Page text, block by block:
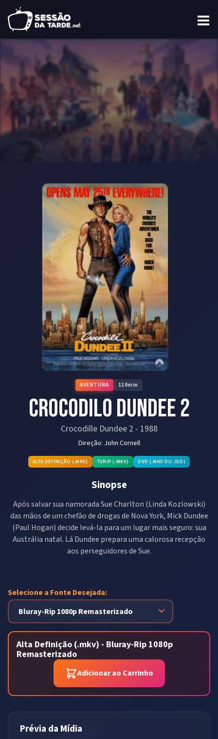
AVENTURA 110min
Crocodilo Dundee 2
Crocodille Dundee 2 - 1988
Direção: John Cornell
ALTA DEFINIÇÃO (.MKV) TVRIP (.MKV) DVD (.MKV OU .ISO)
Sinopse
Após salvar sua namorada Sue Charlton (Linda Kozlowski)
das mãos de um chefão de drogas de Nova York, Mick Dundee
(Paul Hogan) decide levá-la para um lugar mais seguro: sua
Austrália natal. Lá Dundee prepara uma calorosa recepção
aos perseguidores de Sue.
Selecione a Fonte Desejada:
Alta Definição (.mkv) - Bluray-Rip 1080p
Remasterizado
Adicionar ao Carrinho
Prévia da Mídia